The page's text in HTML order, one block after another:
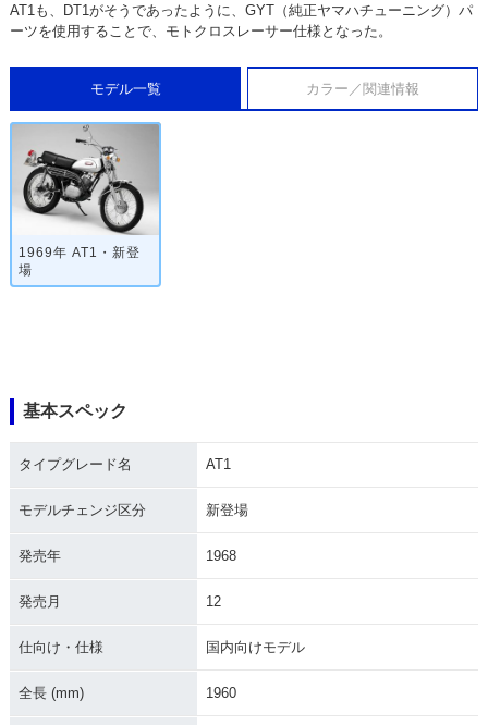
AT1も、DT1がそうであったように、GYT（純正ヤマハチューニング）パ
ーツを使用することで、モトクロスレーサー仕様となった。
モデル一覧 カラー／関連情報
1969年 AT1・新登
場
基本スペック
タイプグレード名 AT1
モデルチェンジ区分 新登場
発売年 1968
発売月 12
仕向け・仕様 国内向けモデル
全長 (mm) 1960